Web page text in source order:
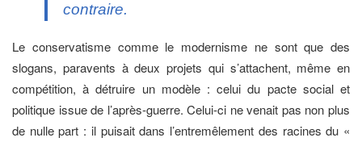
contraire.
Le conservatisme comme le modernisme ne sont que des
slogans, paravents à deux projets qui s’attachent, même en
compétition, à détruire un modèle : celui du pacte social et
politique issue de l’après-guerre. Celui-ci ne venait pas non plus
de nulle part : il puisait dans l’entremêlement des racines du «